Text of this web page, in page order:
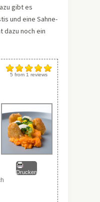
gibt es
und eine Sahne-
dazu noch ein
5 from 1 reviews
Drucken